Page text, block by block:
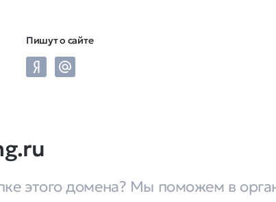
Пишут о сайте
этого домена? Мы поможем в